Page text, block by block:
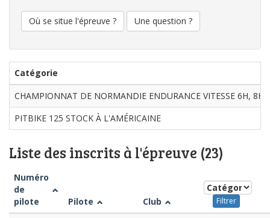
Où se situe l'épreuve ? Une question ?
Catégorie
CHAMPIONNAT DE NORMANDIE ENDURANCE VITESSE 6H, 8H
PITBIKE 125 STOCK À L'AMÉRICAINE
Liste des inscrits à l'épreuve (23)
Numéro
de
pilote
Pilote Club Filtrer